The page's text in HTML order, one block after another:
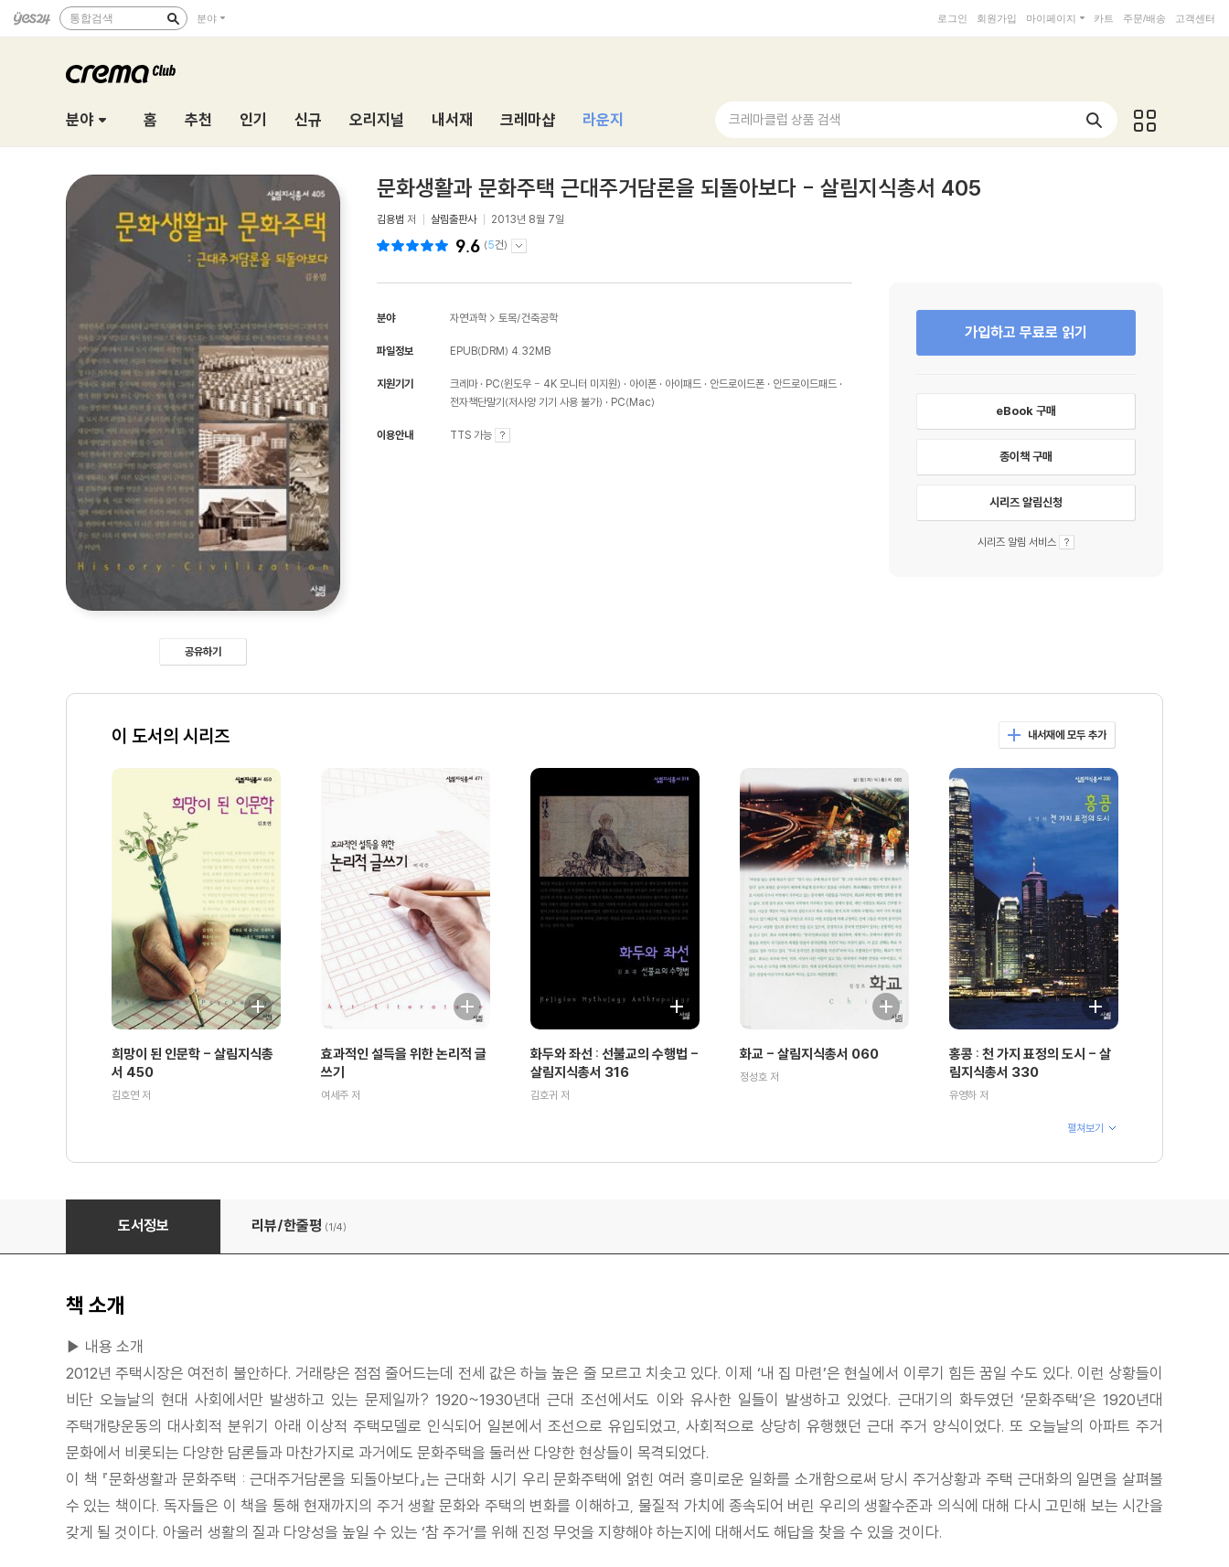
통합검색 분야 로그인 회원가입 마이페이지 카트 주문/배송 고객센터
분야 홈 추천 인기 신규 오리지널 내서재 크레마샵 라운지 크레마클럽 상품 검색
공유하기
문화생활과 문화주택 근대주거담론을 되돌아보다 - 살림지식총서 405
김용범 저 살림출판사 2013년 8월 7일
9.6 (5건)
분야 자연과학 > 토목/건축공학
파일정보 EPUB(DRM) 4.32MB
지원기기 크레마 PC(윈도우 - 4K 모니터 미지원) 아이폰 아이패드 안드로이드폰
안드로이드패드
전자책단말기(저사양 기기 사용 불가)
PC(Mac)
이용안내 TTS 가능
가입하고 무료로 읽기
eBook 구매
종이책 구매
시리즈 알림신청
시리즈 알림 서비스
이 도서의 시리즈 내서재에 모두 추가
희망이 된 인문학 - 살림지식총
서 450
김호연 저
효과적인 설득을 위한 논리적 글
쓰기
여세주 저
화두와 좌선 : 선불교의 수행법 -
살림지식총서 316
김호귀 저
화교 - 살림지식총서 060
정성호 저
홍콩 : 천 가지 표정의 도시 - 살
림지식총서 330
유영하 저
펼쳐보기
문화생활과 문화주택 근대주거담론을 되돌아보다 - 살림지식총서 405
도서정보 리뷰/한줄평 (1/4)
책 소개
▶ 내용 소개
2012년 주택시장은 여전히 불안하다. 거래량은 점점 줄어드는데 전세 값은 하늘 높은 줄 모르고 치솟고 있다. 이제 ‘내 집 마련’은 현실에서 이루기 힘든 꿈일 수도 있다. 이런 상황들이
비단 오늘날의 현대 사회에서만 발생하고 있는 문제일까? 1920~1930년대 근대 조선에서도 이와 유사한 일들이 발생하고 있었다. 근대기의 화두였던 ‘문화주택’은 1920년대
주택개량운동의 대사회적 분위기 아래 이상적 주택모델로 인식되어 일본에서 조선으로 유입되었고, 사회적으로 상당히 유행했던 근대 주거 양식이었다. 또 오늘날의 아파트 주거
문화에서 비롯되는 다양한 담론들과 마찬가지로 과거에도 문화주택을 둘러싼 다양한 현상들이 목격되었다.
이 책 『문화생활과 문화주택 : 근대주거담론을 되돌아보다』는 근대화 시기 우리 문화주택에 얽힌 여러 흥미로운 일화를 소개함으로써 당시 주거상황과 주택 근대화의 일면을 살펴볼
수 있는 책이다. 독자들은 이 책을 통해 현재까지의 주거 생활 문화와 주택의 변화를 이해하고, 물질적 가치에 종속되어 버린 우리의 생활수준과 의식에 대해 다시 고민해 보는 시간을
갖게 될 것이다. 아울러 생활의 질과 다양성을 높일 수 있는 ‘참 주거’를 위해 진정 무엇을 지향해야 하는지에 대해서도 해답을 찾을 수 있을 것이다.